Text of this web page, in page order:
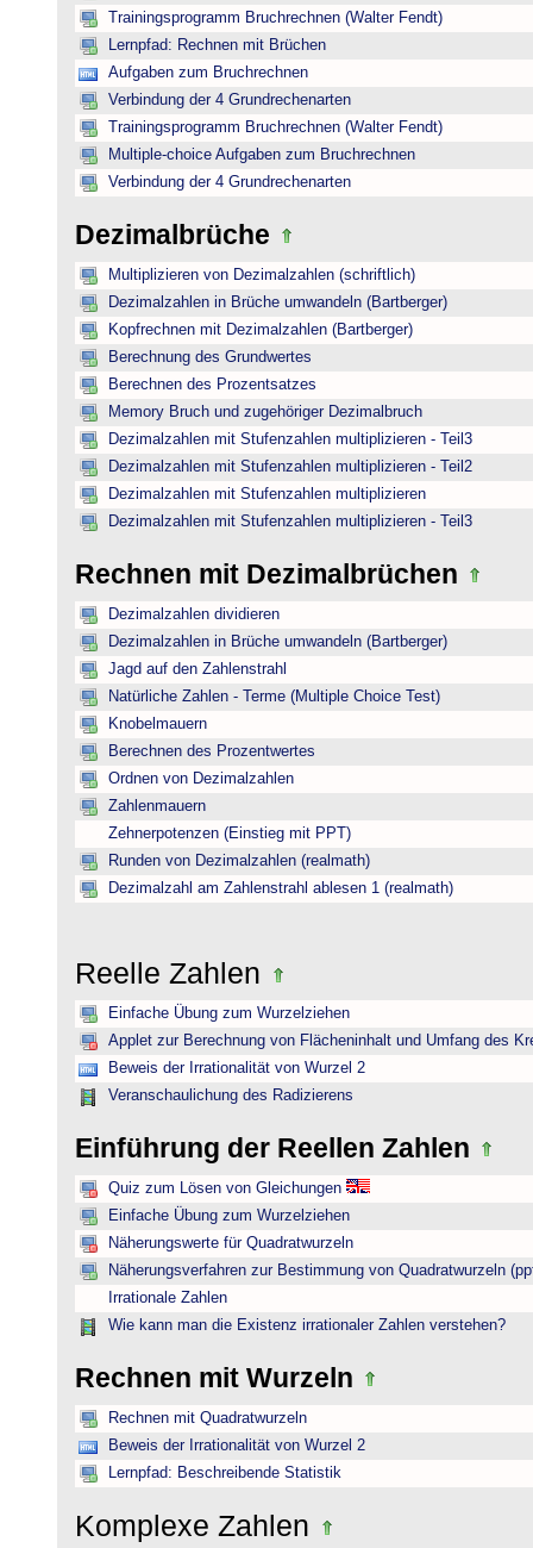
Trainingsprogramm Bruchrechnen (Walter Fendt)
Lernpfad: Rechnen mit Brüchen
Aufgaben zum Bruchrechnen
Verbindung der 4 Grundrechenarten
Trainingsprogramm Bruchrechnen (Walter Fendt)
Multiple-choice Aufgaben zum Bruchrechnen
Verbindung der 4 Grundrechenarten
Dezimalbrüche
Multiplizieren von Dezimalzahlen (schriftlich)
Dezimalzahlen in Brüche umwandeln (Bartberger)
Kopfrechnen mit Dezimalzahlen (Bartberger)
Berechnung des Grundwertes
Berechnen des Prozentsatzes
Memory Bruch und zugehöriger Dezimalbruch
Dezimalzahlen mit Stufenzahlen multiplizieren - Teil3
Dezimalzahlen mit Stufenzahlen multiplizieren - Teil2
Dezimalzahlen mit Stufenzahlen multiplizieren
Dezimalzahlen mit Stufenzahlen multiplizieren - Teil3
Rechnen mit Dezimalbrüchen
Dezimalzahlen dividieren
Dezimalzahlen in Brüche umwandeln (Bartberger)
Jagd auf den Zahlenstrahl
Natürliche Zahlen - Terme (Multiple Choice Test)
Knobelmauern
Berechnen des Prozentwertes
Ordnen von Dezimalzahlen
Zahlenmauern
Zehnerpotenzen (Einstieg mit PPT)
Runden von Dezimalzahlen (realmath)
Dezimalzahl am Zahlenstrahl ablesen 1 (realmath)
Reelle Zahlen
Einfache Übung zum Wurzelziehen
Applet zur Berechnung von Flächeninhalt und Umfang des
Beweis der Irrationalität von Wurzel 2
Veranschaulichung des Radizierens
Einführung der Reellen Zahlen
Quiz zum Lösen von Gleichungen
Einfache Übung zum Wurzelziehen
Näherungswerte für Quadratwurzeln
Näherungsverfahren zur Bestimmung von Quadratwurzeln
Irrationale Zahlen
Wie kann man die Existenz irrationaler Zahlen verstehen?
Rechnen mit Wurzeln
Rechnen mit Quadratwurzeln
Beweis der Irrationalität von Wurzel 2
Lernpfad: Beschreibende Statistik
Komplexe Zahlen